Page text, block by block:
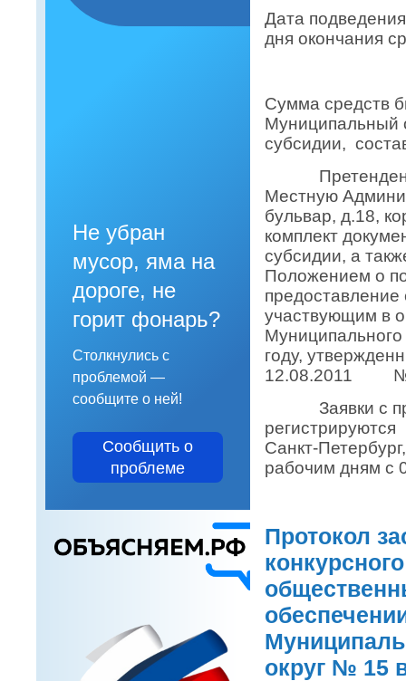
Не убран
мусор, яма на
дороге, не
горит фонарь?
Столкнулись с
проблемой —
сообщите о ней!
Сообщить о
проблеме
Дата
дня окончания
Сумма средств
Муниципальный
субсидии,
Претенденты
Местную
бульвар, д.18,
комплект
субсидии, а
Положением о
участвующим в
году,
12.08.2011
Заявки с
Санкт-
рабочим дням с
Протокол
округ № 15